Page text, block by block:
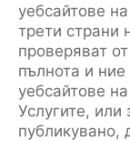
уебсайтове
трети страни
проверяват
пълнота и
уебсайтове
Услугите,
публикувано,